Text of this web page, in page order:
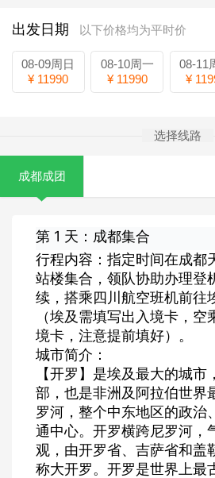
出发日期 以下价格均为平时价
08-09周日
¥ 11990
08-10周一
¥ 11990
08-11
¥
选择线路
成都成团
第 1 天：成都集合
行程内容：指定时间在成都
站楼集合，领队协助办理登
续，搭乘四川航空班机前往
（埃及需填写出入境卡，空
境卡，注意提前填好）。
城市简介：
【开罗】是埃及最大的城
部，也是非洲及阿拉伯世界
罗河，整个中东地区的政治
通中心。开罗横跨尼罗河，
观，由开罗省、吉萨省和盖
称大开罗。开罗是世界上最